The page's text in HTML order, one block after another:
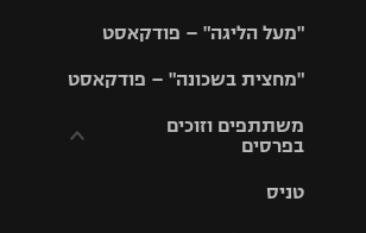
"מעל הליגה" – פודקאסט
"מחצית בשכונה" – פודקאסט
משתתפים וזוכים
בפרסים
טניס